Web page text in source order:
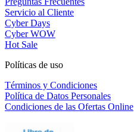
Servicio al Cliente
Cyber Days
Cyber WOW
Hot Sale
Políticas de uso
Términos y Condiciones
Política de Datos Personales
Condiciones de las Ofertas Online